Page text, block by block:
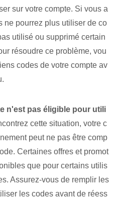
sur votre compte. Si vous a
ne pourrez plus utiliser de co
utilisé ou supprimé certain
résoudre ce problème, vou
codes de votre compte av
n'est pas éligible pour utili
cette situation, votre c
peut ne pas être comp
Certaines offres et promot
que pour certains⁤ utilis
Assurez-vous de remplir les
les codes avant de réess